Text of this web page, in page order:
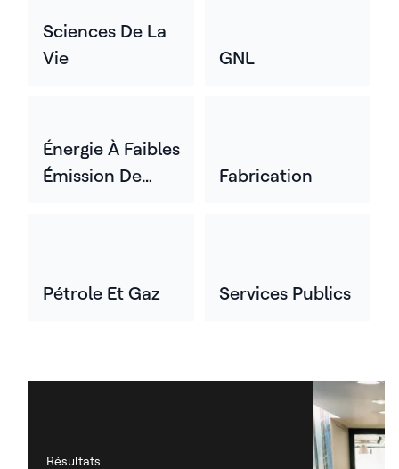
Sciences De La
Vie
GNL
Énergie À Faibles
Émission De
Fabrication
Pétrole Et Gaz Services Publics
Résultats